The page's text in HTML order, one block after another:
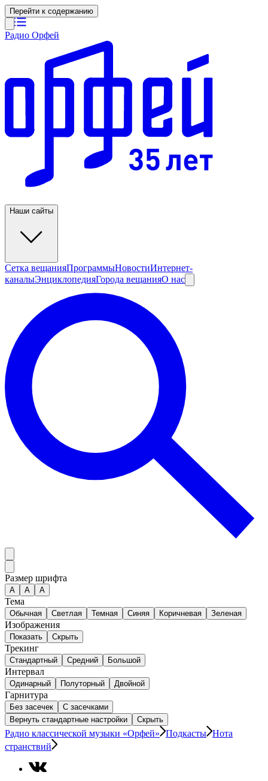
Перейти к содержанию
Радио Орфей
Наши сайты
Сетка вещанияПрограммыНовостиИнтернет-
каналыЭнциклопедияГорода вещанияО нас
Размер шрифта
А A A
Тема
Обычная Светлая Темная Синяя Коричневая Зеленая
Изображения
Показать Скрыть
Трекинг
Стандартный Средний Большой
Интервал
Одинарный Полуторный Двойной
Гарнитура
Без засечек
С засечками
Вернуть стандартные настройки
Скрыть
Радио классической музыки «Орфей» Подкасты Нота
странствий